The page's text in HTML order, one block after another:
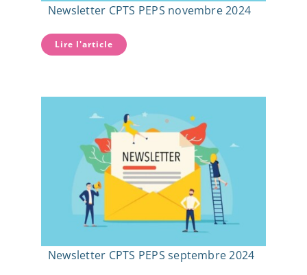
Newsletter CPTS PEPS novembre 2024
Lire l'article
Newsletter CPTS PEPS septembre 2024